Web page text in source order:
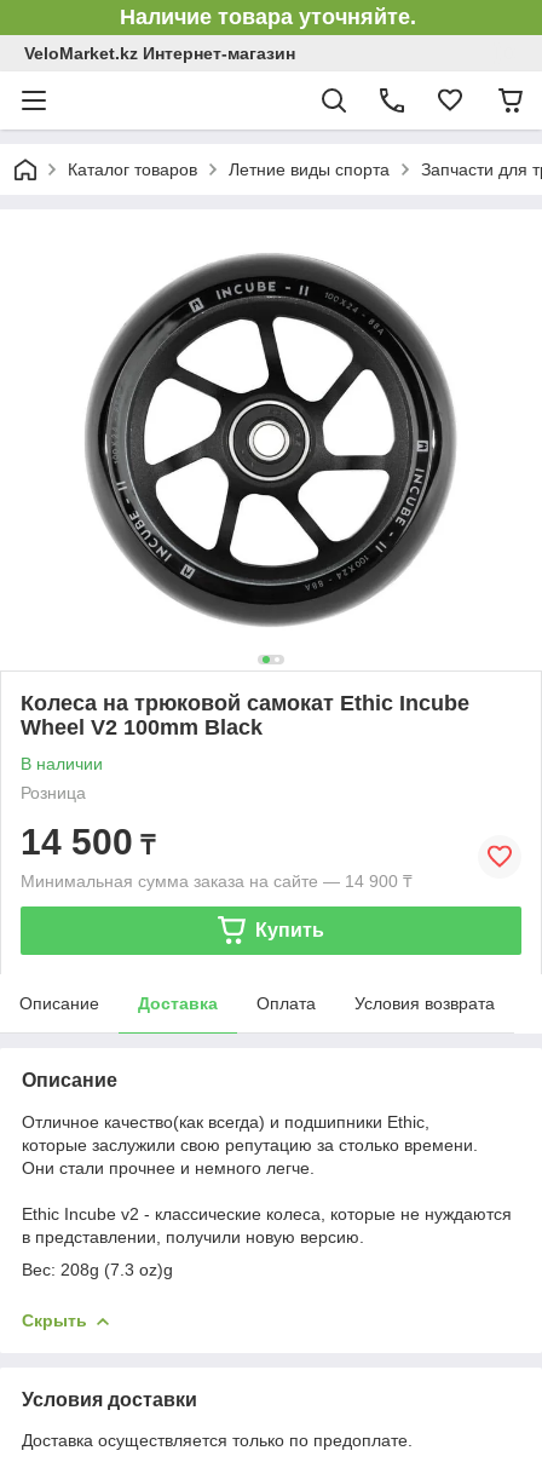
Наличие товара уточняйте.
VeloMarket.kz Интернет-магазин
Каталог товаров Летние виды спорта Запчасти для
Колеса на трюковой самокат Ethic Incube
Wheel V2 100mm Black
В наличии
Розница
14 500 ₸
Минимальная сумма заказа на сайте — 14 900 ₸
Купить
Описание Доставка Оплата Условия возврата
Описание
Отличное качество(как всегда) и подшипники Ethic,
которые заслужили свою репутацию за столько времени.
Они стали прочнее и немного легче.
Ethic Incube v2 - классические колеса, которые не нуждаются
в представлении, получили новую версию.
Вес: 208g (7.3 oz)g
Скрыть
Условия доставки
Доставка осуществляется только по предоплате.